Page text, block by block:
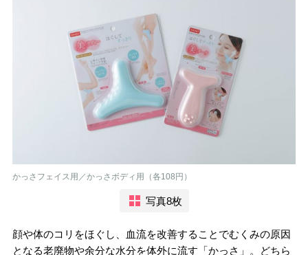
かっさフェイス用／かっさボディ用（各108円）
写真8枚
顔や体のコリをほぐし、血流を改善することでむくみの原因
となる老廃物や余分な水分を体外に流す「かっさ」。どちら